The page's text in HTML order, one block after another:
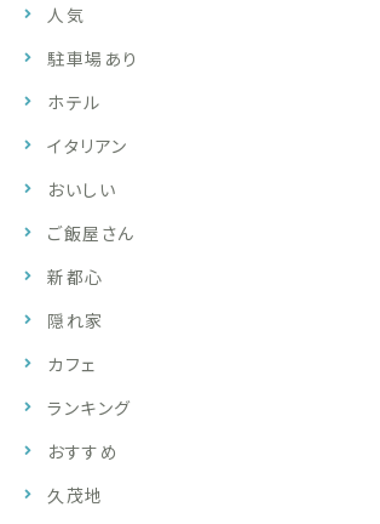
人気
駐車場あり
ホテル
イタリアン
おいしい
ご飯屋さん
新都心
隠れ家
カフェ
ランキング
おすすめ
久茂地